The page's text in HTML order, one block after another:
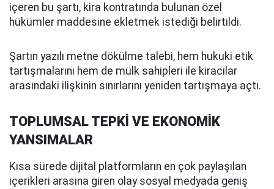
içeren bu şartı, kira kontratında bulunan özel
hükümler maddesine ekletmek istediği belirtildi.
Şartın yazılı metne dökülme talebi, hem hukuki etik
tartışmalarını hem de mülk sahipleri ile kiracılar
arasındaki ilişkinin sınırlarını yeniden tartışmaya açtı.
TOPLUMSAL TEPKİ VE EKONOMİK
YANSIMALAR
Kısa sürede dijital platformların en çok paylaşılan
içerikleri arasına giren olay sosyal medyada geniş